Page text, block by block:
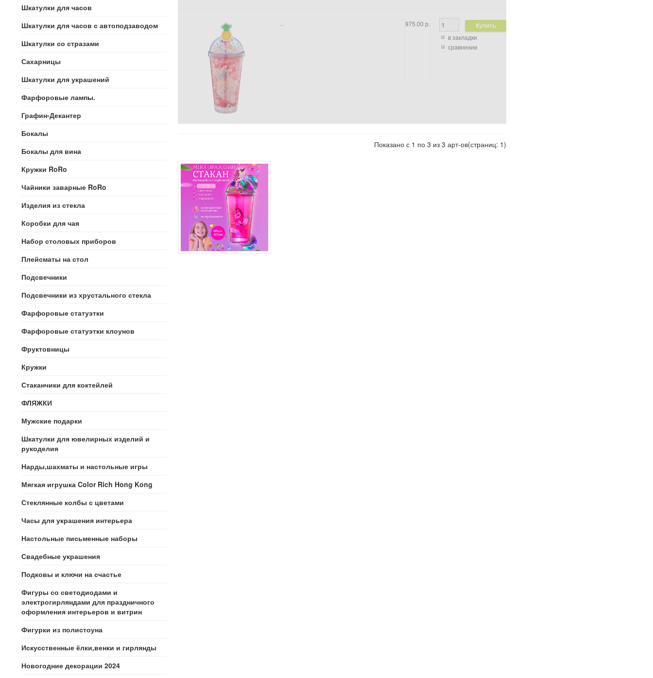
Шкатулки для часов
Шкатулки для часов с автоподзаводом
Шкатулки со стразами
Сахарницы
Шкатулки для украшений
Фарфоровые лампы.
Графин-Декантер
Бокалы
Бокалы для вина
Кружки RoRo
Чайники заварные RoRo
Изделия из стекла
Коробки для чая
Набор столовых приборов
Плейсматы на стол
Подсвечники
Подсвечники из хрустального стекла
Фарфоровые статуэтки
Фарфоровые статуэтки клоунов
Фруктовницы
Кружки
Стаканчики для коктейлей
ФЛЯЖКИ
Мужские подарки
Шкатулки для ювелирных изделий и
рукоделия
Нарды,шахматы и настольные игры
Мягкая игрушка Color Rich Hong Kong
Стеклянные колбы с цветами
Часы для украшения интерьера
Настольные письменные наборы
Свадебные украшения
Подковы и ключи на счастье
Фигуры со светодиодами и
электрогирляндами для праздничного
оформления интерьеров и витрин
Фигурки из полистоуна
Искусственные ёлки,венки и гирлянды
Новогодние декорации 2024
в закладки
сравнение
975.00 р.
..
Показано с 1 по 3 из 3 арт-ов(страниц: 1)